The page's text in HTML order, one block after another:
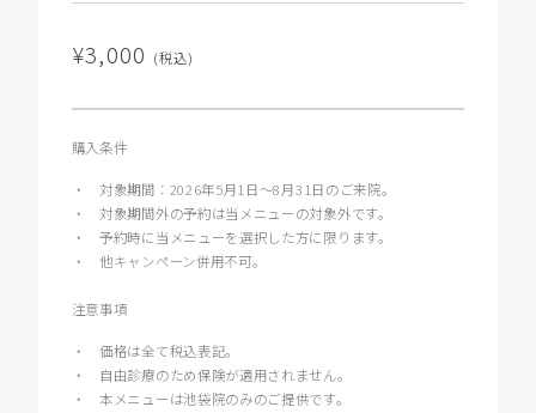
¥3,000 (税込)
購入条件
・ 対象期間：2026年5月1日〜8月31日のご来院。
・ 対象期間外の予約は当メニューの対象外です。
・予約時に当メニューを選択した方に限ります。
・他キャンペーン併用不可。
注意事項
・価格は全て税込表記。
・
自由診療のため保険が適用されません。
・本メニューは池袋院のみのご提供です。